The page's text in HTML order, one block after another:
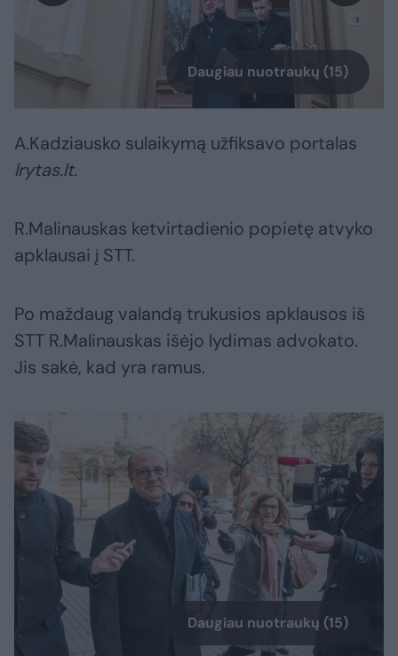
Daugiau nuotraukų (15)
A.Kadziausko sulaikymą užfiksavo portalas
lrytas.lt.
R.Malinauskas ketvirtadienio popietę atvyko
apklausai į STT.
Po maždaug valandą trukusios apklausos iš
STT R.Malinauskas išėjo lydimas advokato.
Jis sakė, kad yra ramus.
Daugiau nuotraukų (15)